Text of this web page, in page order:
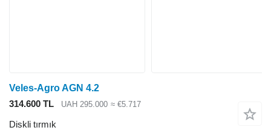
Veles-Agro AGN 4.2
314.600 TL
UAH 295.000 ≈ €5.717
Diskli tırmık